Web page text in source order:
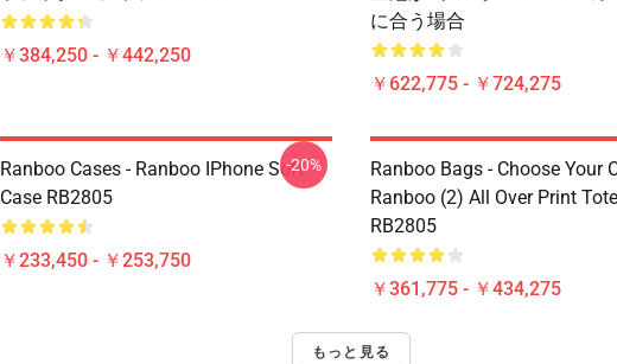
￥384,250 - ￥442,250
に合う場合
￥622,775 - ￥724,275
Ranboo Cases - Ranboo IPhone Soft
Case RB2805
￥233,450 - ￥253,750
-20%
Ranboo Bags - Choose Your
Ranboo (2) All Over Print
RB2805
￥361,775 - ￥434,275
もっと見る